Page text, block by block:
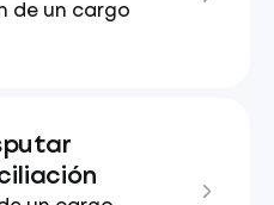
de un cargo